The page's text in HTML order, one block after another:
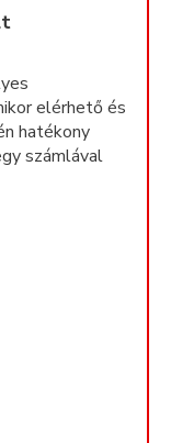
elérhető és
hatékony
számlával